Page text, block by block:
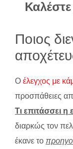
Ποιος
Οέλεγχος με
προσπάθειες
Τι επιτάσσει η
διαρκώς τον
έκανε το